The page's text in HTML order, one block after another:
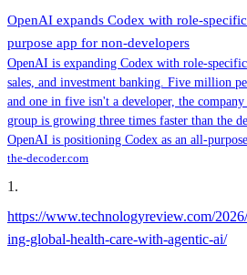
OpenAI expands Codex with role-
purpose app for non-developers
OpenAI is expanding Codex with role-
sales, and investment banking. Five million
and one in five isn't a developer, the
group is growing three times faster than the
OpenAI is positioning Codex as an all-
the-decoder.com
1 .
https://www.technologyreview.com/
ing-global-health-care-with-agentic-ai/